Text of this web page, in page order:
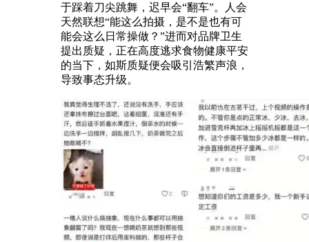
于踩着刀尖跳舞，迟早会“翻车”。人会
天然联想“能这么拍摄，是不是也有可
能会这么日常操做？”进而对品牌卫生
提出质疑，正在高度逃求食物健康平安
的当下，如斯质疑便会吸引浩繁声浪，
导致事态升级。